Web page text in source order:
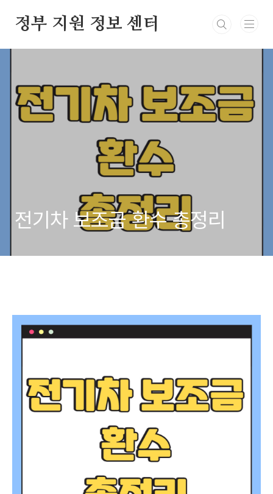
정부 지원 정보 센터
전기차 보조금 환수 총정리